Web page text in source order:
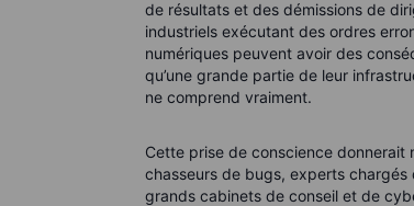
de résultats et des démissions de
industriels exécutant des ordres
numériques peuvent avoir des
qu’une grande partie de leur
ne comprend vraiment.
Cette prise de conscience donnerait
chasseurs de bugs, experts
grands cabinets de conseil et de